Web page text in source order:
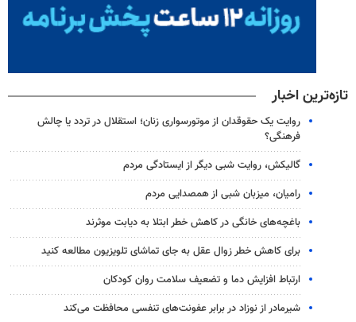
تازه‌ترین اخبار
روایت یک حقوقدان از موتورسواری زنان؛ استقلال در تردد یا چالش
فرهنگی؟
گالیکش، روایت شبی دیگر از ایستادگی مردم
رامیان، میزبان شبی از همصدایی مردم
باغچه‌های خانگی در کاهش خطر ابتلا به دیابت موثرند
برای کاهش خطر زوال عقل به جای تماشای تلویزیون مطالعه کنید
ارتباط افزایش دما و تضعیف سلامت روان کودکان
شیرمادر از نوزاد در برابر عفونت‌های تنفسی محافظت می‌کند